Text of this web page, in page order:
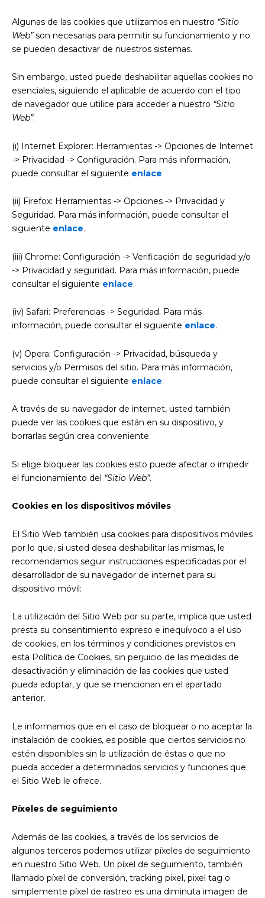
Algunas de las cookies que utilizamos en nuestro “Sitio
Web”son necesarias para permitir su funcionamiento y no
se pueden desactivar de nuestros sistemas.
Sin embargo, usted puede deshabilitar aquellas cookies no
esenciales, siguiendo el aplicable de acuerdo con el tipo
de navegador que utilice para acceder a nuestro “Sitio
Web”:
(i) Internet Explorer: Herramientas -> Opciones de Internet
-> Privacidad -> Configuración. Para más información,
puede consultar el siguiente enlace
(ii) Firefox: Herramientas -> Opciones -> Privacidad y
Seguridad. Para más información, puede consultar el
siguiente enlace.
(iii) Chrome: Configuración -> Verificación de seguridad y/o
-> Privacidad y seguridad. Para más información, puede
consultar el siguiente enlace.
(iv) Safari: Preferencias -> Seguridad. Para más
información, puede consultar el siguiente enlace.
(v) Opera: Configuración -> Privacidad, búsqueda y
servicios y/o Permisos del sitio. Para más información,
puede consultar el siguiente enlace.
A través de su navegador de internet, usted también
puede ver las cookies que están en su dispositivo, y
borrarlas según crea conveniente.
Si elige bloquear las cookies esto puede afectar o impedir
el funcionamiento del “Sitio Web”.
Cookies en los dispositivos móviles
El Sitio Web también usa cookies para dispositivos móviles
por lo que, si usted desea deshabilitar las mismas, le
recomendamos seguir instrucciones especificadas por el
desarrollador de su navegador de internet para su
dispositivo móvil:
La utilización del Sitio Web por su parte, implica que usted
presta su consentimiento expreso e inequívoco a el uso
de cookies, en los términos y condiciones previstos en
esta Política de Cookies, sin perjuicio de las medidas de
desactivación y eliminación de las cookies que usted
pueda adoptar, y que se mencionan en el apartado
anterior.
Le informamos que en el caso de bloquear o no aceptar la
instalación de cookies, es posible que ciertos servicios no
estén disponibles sin la utilización de éstas o que no
pueda acceder a determinados servicios y funciones que
el Sitio Web le ofrece.
Píxeles de seguimiento
Además de las cookies, a través de los servicios de
algunos terceros podemos utilizar píxeles de seguimiento
en nuestro Sitio Web. Un píxel de seguimiento, también
llamado píxel de conversión, tracking pixel, pixel tag o
simplemente píxel de rastreo es una diminuta imagen de